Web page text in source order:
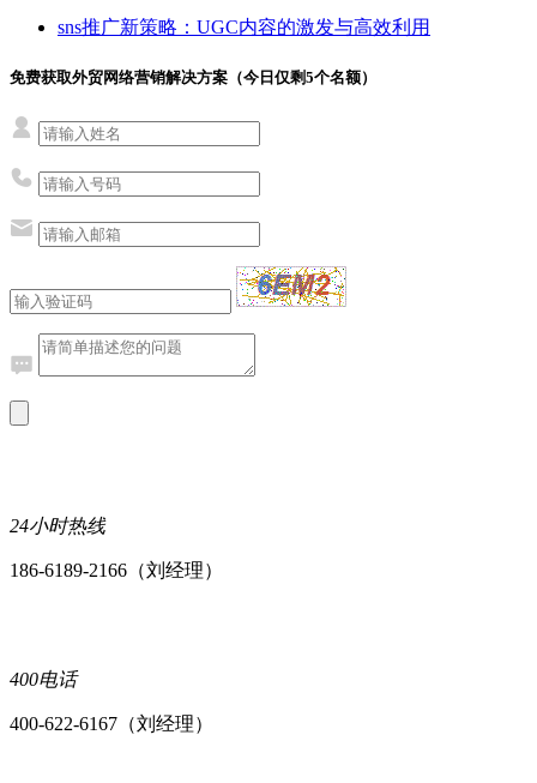
sns推广新策略：UGC内容的激发与高效利用
免费获取外贸网络营销解决方案（今日仅剩5个名额）
24小时热线
186-6189-2166（刘经理）
400电话
400-622-6167（刘经理）